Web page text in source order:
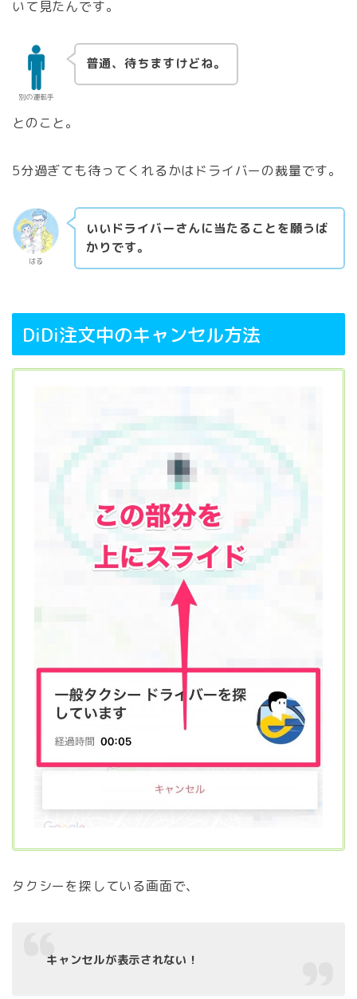
いて見たんです。
別の運転手
普通、待ちますけどね。
とのこと。
5分過ぎても待ってくれるかはドライバーの裁量です。
はる
いいドライバーさんに当たることを願うば
かりです。
DiDi注文中のキャンセル方法
タクシーを探している画面で、
キャンセルが表示されない！